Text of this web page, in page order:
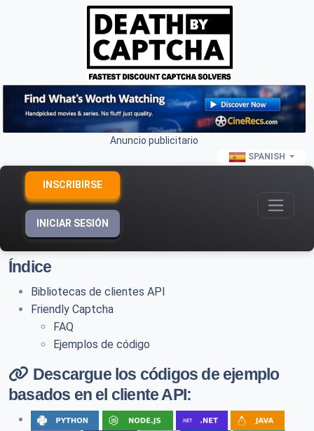
Anuncio publicitario
SPANISH
INSCRIBIRSE
INICIAR SESIÓN
Índice
Bibliotecas de clientes API
Friendly Captcha
FAQ
Ejemplos de código
Descargue los códigos de ejemplo
basados en el cliente API: